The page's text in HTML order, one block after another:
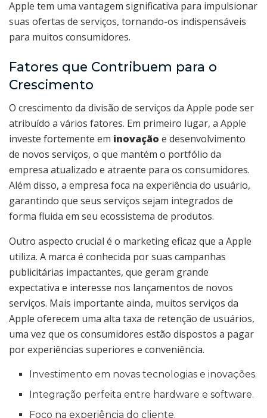
Apple tem uma vantagem significativa para impulsionar
suas ofertas de serviços, tornando-os indispensáveis
para muitos consumidores.
Fatores que Contribuem para o
Crescimento
O crescimento da divisão de serviços da Apple pode ser
atribuído a vários fatores. Em primeiro lugar, a Apple
investe fortemente em inovação e desenvolvimento
de novos serviços, o que mantém o portfólio da
empresa atualizado e atraente para os consumidores.
Além disso, a empresa foca na experiência do usuário,
garantindo que seus serviços sejam integrados de
forma fluida em seu ecossistema de produtos.
Outro aspecto crucial é o marketing eficaz que a Apple
utiliza. A marca é conhecida por suas campanhas
publicitárias impactantes, que geram grande
expectativa e interesse nos lançamentos de novos
serviços. Mais importante ainda, muitos serviços da
Apple oferecem uma alta taxa de retenção de usuários,
uma vez que os consumidores estão dispostos a pagar
por experiências superiores e conveniência.
Investimento em novas tecnologias e inovações.
Integração perfeita entre hardware e software.
Foco na experiência do cliente.